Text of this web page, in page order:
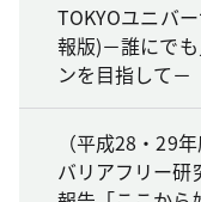
TOKYOユニバ
報版)－誰にで
ンを目指して－
（平成28・29
バリアフリー